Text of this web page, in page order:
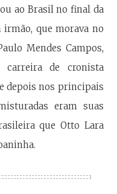
ao Brasil no final da
irmão, que morava no
Mendes Campos,
carreira de cronista
e depois nos principais
eram suas
que Otto Lara